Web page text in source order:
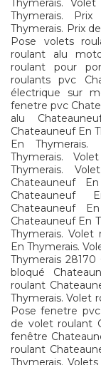
Thymerais.
Thymerais.
Thymerais. Prix
Pose volets
roulant alu
roulant pour
roulants pvc
électrique sur
fenetre pvc
alu
Chateauneuf En
En
Thymerais.
Thymerais.
Chateauneuf
Chateauneuf
Chateauneuf
Chateauneuf En
Thymerais.
En Thymerais.
Thymerais
bloqué
roulant
Thymerais. Volet
Pose fenetre
de volet roulant
fenêtre
roulant
Thymerais.